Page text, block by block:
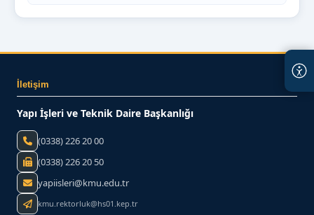
İletişim
Yapı İşleri ve Teknik Daire Başkanlığı
(0338) 226 20 00
(0338) 226 20 50
yapiisleri@kmu.edu.tr
kmu.rektorluk@hs01.kep.tr